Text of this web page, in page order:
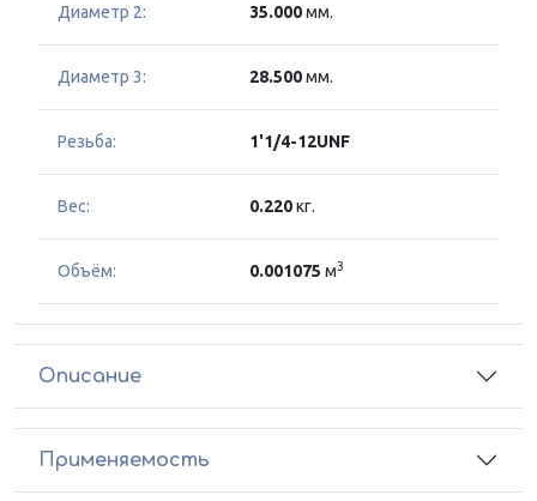
Диаметр 2: 35.000мм.
Диаметр 3: 28.500мм.
Резьба: 1'1/4-12UNF
Вес: 0.220кг.
Объём: 0.001075 м3
Описание
Применяемость